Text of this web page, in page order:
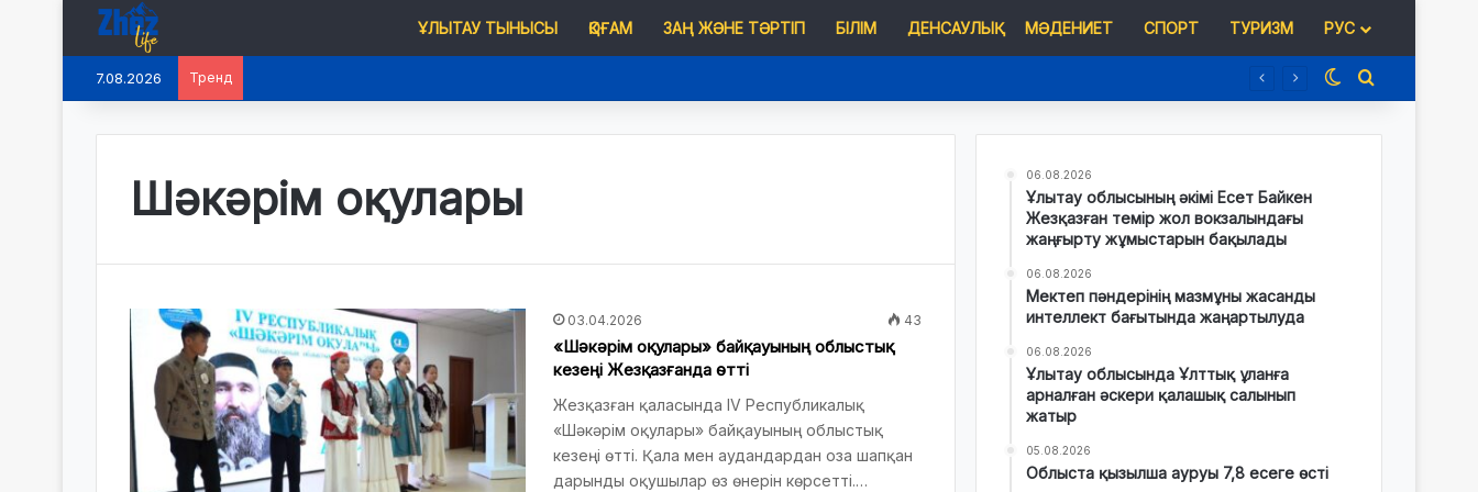
ҰЛЫТАУ ТЫНЫСЫ ҚОҒАМ ЗАҢ ЖӘНЕ ТӘРТІП БІЛІМ ДЕНСАУЛЫҚ МӘДЕНИЕТ СПОРТ ТУРИЗМ РУС
7.08.2026 Тренд Switch skin
Іздеу
Шәкәрім оқулары
03.04.2026 43
«Шәкәрім оқулары» байқауының облыстық
кезеңі Жезқазғанда өтті
Жезқазған қаласында ІV Республикалық
«Шәкәрім оқулары» байқауының облыстық
кезеңі өтті. Қала мен аудандардан оза шапқан
дарынды оқушылар өз өнерін көрсетті.…
06.08.2026
Ұлытау облысының әкімі Есет Байкен
Жезқазған темір жол вокзалындағы
жаңғырту жұмыстарын бақылады
06.08.2026
Мектеп пәндерінің мазмұны жасанды
интеллект бағытында жаңартылуда
06.08.2026
Ұлытау облысында Ұлттық ұланға
арналған әскери қалашық салынып
жатыр
05.08.2026
Облыста қызылша ауруы 7,8 есеге өсті